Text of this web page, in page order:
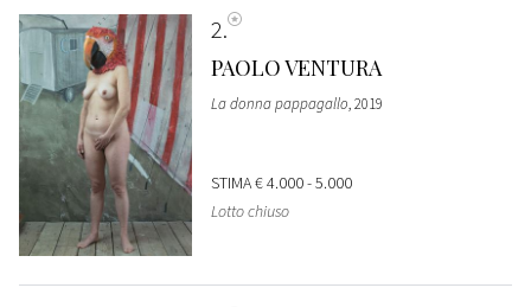
2
PAOLO VENTURA
La donna pappagallo, 2019
STIMA€ 4.000 - 5.000
Lotto chiuso